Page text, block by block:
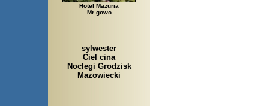
Hotel Mazuria
Mr gowo
sylwester
Ciel cina
Noclegi Grodzisk
Mazowiecki